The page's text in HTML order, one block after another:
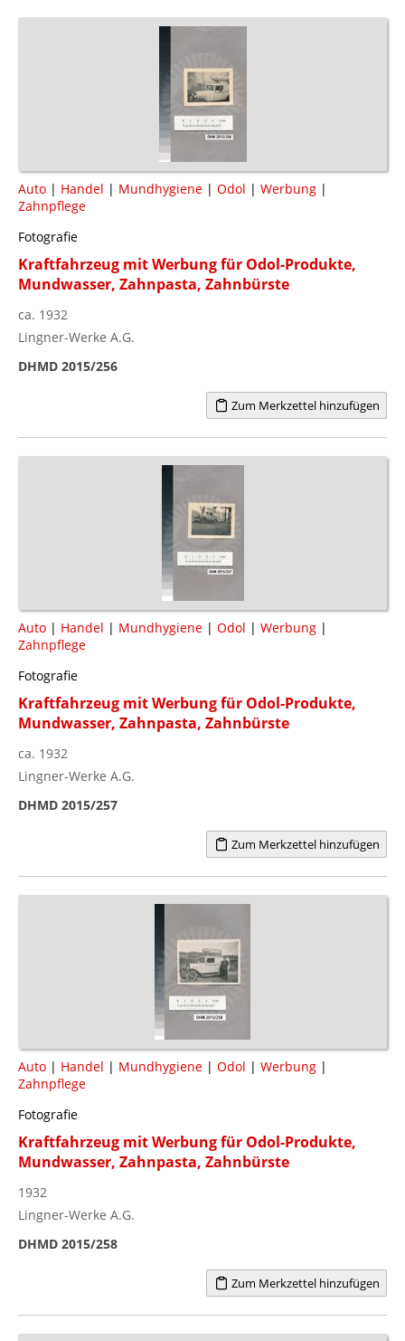
Auto | Handel | Mundhygiene | Odol | Werbung |
Zahnpflege
Fotografie
Kraftfahrzeug mit Werbung für Odol-Produkte,
Mundwasser, Zahnpasta, Zahnbürste
ca. 1932
Lingner-Werke A.G.
DHMD 2015/256
Zum Merkzettel hinzufügen
Auto | Handel | Mundhygiene | Odol | Werbung |
Zahnpflege
Fotografie
Kraftfahrzeug mit Werbung für Odol-Produkte,
Mundwasser, Zahnpasta, Zahnbürste
ca. 1932
Lingner-Werke A.G.
DHMD 2015/257
Zum Merkzettel hinzufügen
Auto | Handel | Mundhygiene | Odol | Werbung |
Zahnpflege
Fotografie
Kraftfahrzeug mit Werbung für Odol-Produkte,
Mundwasser, Zahnpasta, Zahnbürste
1932
Lingner-Werke A.G.
DHMD 2015/258
Zum Merkzettel hinzufügen